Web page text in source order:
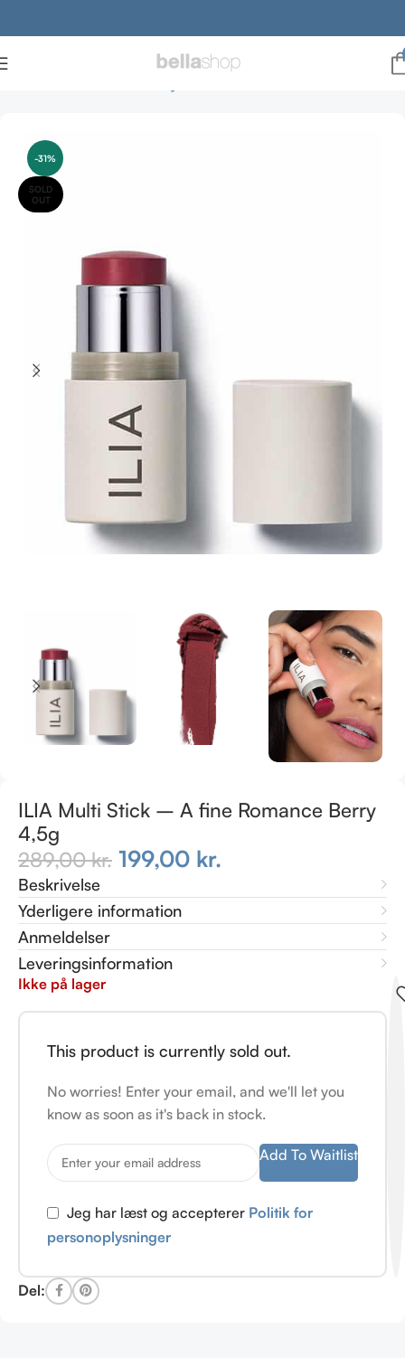
-31%
SOLD
OUT
ILIA Multi Stick – A fine Romance Berry
4,5g
289,00kr. 199,00 kr.
Beskrivelse
Yderligere information
Anmeldelser
Leveringsinformation
Ikke på lager
This product is currently sold out.
No worries! Enter your email, and we'll let you
know as soon as it's back in stock.
Add To Waitlist
Jeg har læst og accepterer Politik for
personoplysninger
Del: